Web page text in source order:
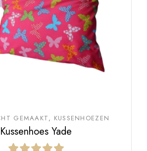
GEMAAKT KUSSENHOEZEN
Kussenhoes Yade